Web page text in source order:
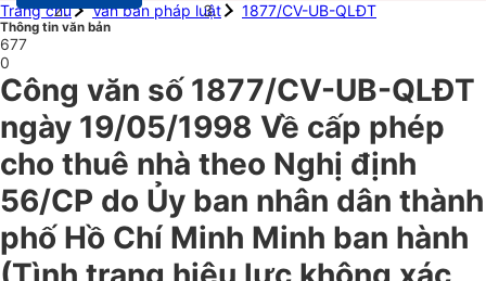
Trang chủ
Văn bản pháp luật 1877/CV-UB-QLĐT
Thông tin văn bản
677
0
Công văn số 1877/CV-UB-QLĐT
ngày 19/05/1998 Về cấp phép
cho thuê nhà theo Nghị định
56/CP do Ủy ban nhân dân thành
phố Hồ Chí Minh Minh ban hành